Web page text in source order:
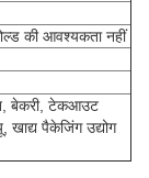
की आवश्यकता नहीं
बेकरी, टेकआउट
खाद्य पैकेजिंग उद्योग